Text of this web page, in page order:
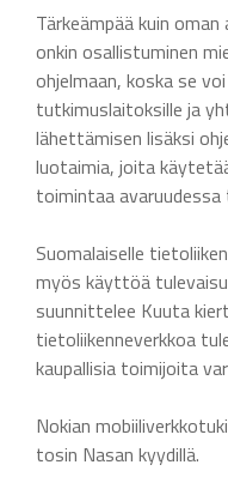
Tärkeämpää kuin
onkin osallistuminen
ohjelmaan, koska se
tutkimuslaitoksille ja
lähettämisen lisäksi
luotaimia, joita
toimintaa avaruudessa
Suomalaiselle
myös käyttöä
suunnittelee Kuuta
tietoliikenneverkkoa
kaupallisia toimijoita
Nokian
tosin Nasan kyydillä.